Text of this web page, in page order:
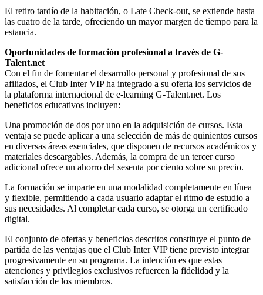
El retiro tardío de la habitación, o Late Check-out, se extiende hasta
las cuatro de la tarde, ofreciendo un mayor margen de tiempo para la
estancia.
Oportunidades de formación profesional a través de G-
Talent.net
Con el fin de fomentar el desarrollo personal y profesional de sus
afiliados, el Club Inter VIP ha integrado a su oferta los servicios de
la plataforma internacional de e-learning G-Talent.net. Los
beneficios educativos incluyen:
Una promoción de dos por uno en la adquisición de cursos. Esta
ventaja se puede aplicar a una selección de más de quinientos cursos
en diversas áreas esenciales, que disponen de recursos académicos y
materiales descargables. Además, la compra de un tercer curso
adicional ofrece un ahorro del sesenta por ciento sobre su precio.
La formación se imparte en una modalidad completamente en línea
y flexible, permitiendo a cada usuario adaptar el ritmo de estudio a
sus necesidades. Al completar cada curso, se otorga un certificado
digital.
El conjunto de ofertas y beneficios descritos constituye el punto de
partida de las ventajas que el Club Inter VIP tiene previsto integrar
progresivamente en su programa. La intención es que estas
atenciones y privilegios exclusivos refuercen la fidelidad y la
satisfacción de los miembros.